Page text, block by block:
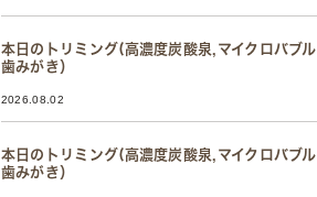
本日のトリミング(高濃度炭酸泉,マイクロバブル,
歯みがき）
2026.08.02
本日のトリミング(高濃度炭酸泉,マイクロバブル,
歯みがき）